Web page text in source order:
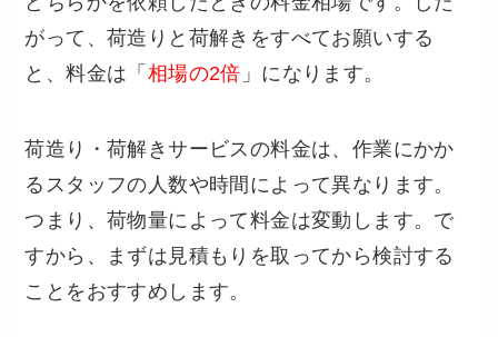
がって、荷造りと荷解きをすべてお願いする
と、料金は「 相場の2倍 」になります。
荷造り・荷解きサービスの料金は、作業にかか
るスタッフの人数や時間によって異なります。
つまり、荷物量によって料金は変動します。で
すから、まずは見積もりを取ってから検討する
ことをおすすめします。